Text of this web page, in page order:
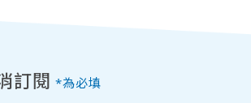
訂閱 *為必填